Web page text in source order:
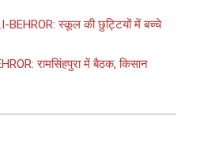
BEHROR: स्कूल की छुट्टियों में बच्चे
रामसिंहपुरा में बैठक, किसान